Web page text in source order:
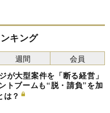
キング
が大型案件を「断る経営」
トブームも“脱・請負”を加
？
週間 会員